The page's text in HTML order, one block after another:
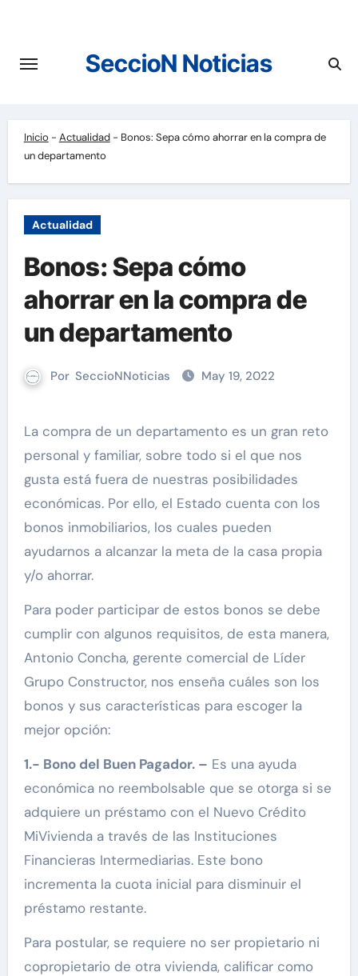
contenido
SeccioN Noticias
Inicio - Actualidad- Bonos: Sepa cómo ahorrar en la compra de
un departamento
Actualidad
Bonos: Sepa cómo
ahorrar en la compra de
un departamento
Por SeccioNNoticias May 19, 2022
La compra de un departamento es un gran reto
personal y familiar, sobre todo si el que nos
gusta está fuera de nuestras posibilidades
económicas. Por ello, el Estado cuenta con los
bonos inmobiliarios, los cuales pueden
ayudarnos a alcanzar la meta de la casa propia
y/o ahorrar.
Para poder participar de estos bonos se debe
cumplir con algunos requisitos, de esta manera,
Antonio Concha, gerente comercial de Líder
Grupo Constructor, nos enseña cuáles son los
bonos y sus características para escoger la
mejor opción:
1.- Bono del Buen Pagador. – Es una ayuda
económica no reembolsable que se otorga si se
adquiere un préstamo con el Nuevo Crédito
MiVivienda a través de las Instituciones
Financieras Intermediarias. Este bono
incrementa la cuota inicial para disminuir el
préstamo restante.
Para postular, se requiere no ser propietario ni
copropietario de otra vivienda, calificar como